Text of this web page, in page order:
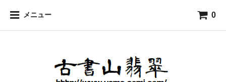
メニュー 0